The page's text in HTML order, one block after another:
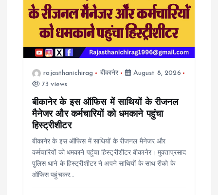
rajasthanichirag बीकानेर
August 8, 2026
73 views
बीकानेर के इस ऑफिस में साथियों के रीजनल
मैनेजर और कर्मचारियों को धमकाने पहुंचा
हिस्ट्रीशीटर
बीकानेर के इस ऑफिस में साथियों के रीजनल मैनेजर और
कर्मचारियों को धमकाने पहुंचा हिस्ट्रीशीटर बीकानेर। मुक्ताप्रसाद
पुलिस थाने के हिस्ट्रीशीटर ने अपने साथियों के साथ रीको के
ऑफिस पहुंचकर…